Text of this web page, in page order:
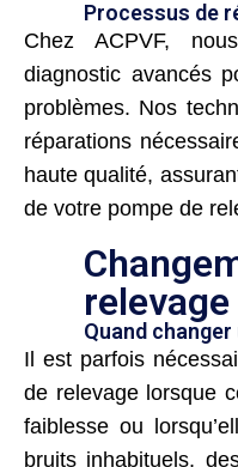
Processus de
Chez ACPVF,
diagnostic avancés
problèmes. Nos
réparations
haute qualité,
de votre pompe de
Quand
Il est parfois
de relevage lorsque
faiblesse ou
bruits inhabituels,